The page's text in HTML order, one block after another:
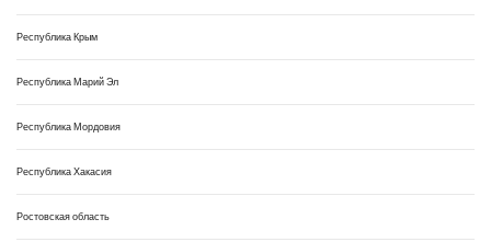
Республика Крым
Республика Марий Эл
Республика Мордовия
Республика Хакасия
Ростовская область